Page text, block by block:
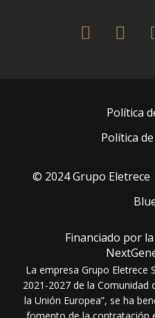
twitter facebook
Financiado por
La empresa Grupo Eletrece
2021-2027 de la Comunidad
la Unión Europea”, se ha
fomento de la contratación
Política
Política
© 2024 Grupo Eletrece